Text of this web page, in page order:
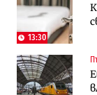
13:30